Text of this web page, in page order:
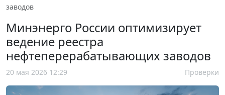
заводов
Минэнерго России оптимизирует
ведение реестра
нефтеперерабатывающих заводов
20 мая 2026 12:29 Проверки